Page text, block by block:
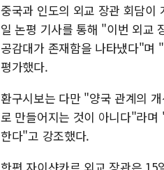
중국과 인도의 외교 장관 회담이
일 논평 기사를 통해 "이번 외교
공감대가 존재함을 나타냈다"며
평가했다.
환구시보는 다만 "양국 관계의
로 만들어지는 것이 아니다"라
한다"고 강조했다.